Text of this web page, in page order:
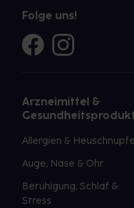
Folge uns!
Arzneimittel &
Allergien &
Auge, Nase & Ohr
Beruhigung, Schlaf &
Stress